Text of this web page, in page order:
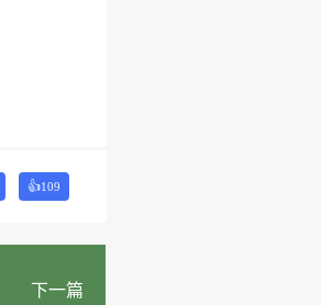
👍109
下一篇